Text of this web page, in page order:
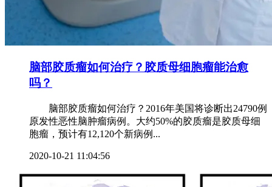
脑部胶质瘤如何治疗？胶质母细胞瘤能治愈
吗？
脑部胶质瘤如何治疗？2016年美国将诊断出24790例
原发性恶性脑肿瘤病例。大约50%的胶质瘤是胶质母细
胞瘤，预计有12,120个新病例...
2020-10-21 11:04:56